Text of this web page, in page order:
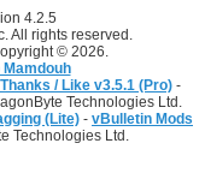
4.2.5
All rights reserved.
© 2026.
Mamdouh
/ Like v3.5.1 (Pro) -
Technologies Ltd.
(Lite) - vBulletin Mods
Technologies Ltd.